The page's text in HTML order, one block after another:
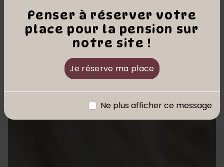
Penser à réserver votre
place pour la pension sur
notre site !
Je réserve ma place
Ne plus afficher ce message